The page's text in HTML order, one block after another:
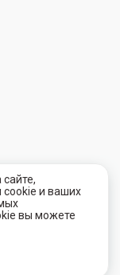
cookie и ваших
вы можете